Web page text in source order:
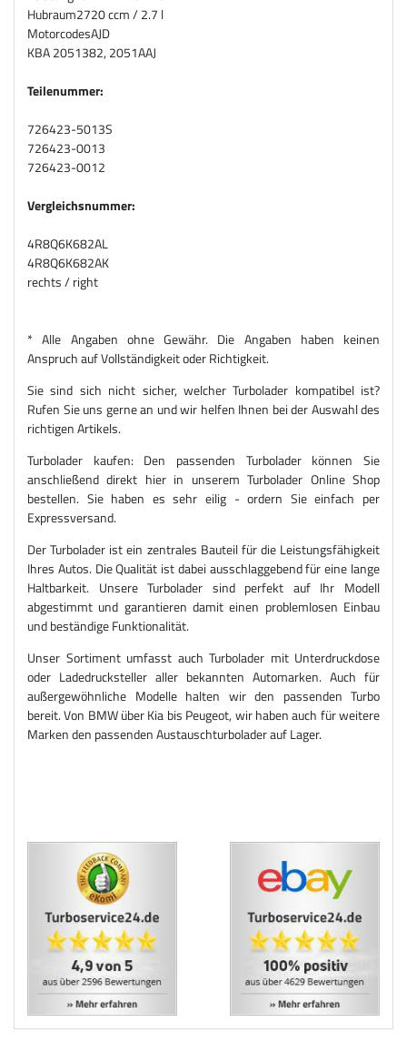
Hubraum2720 ccm / 2.7 l
MotorcodesAJD
KBA 2051382, 2051AAJ
Teilenummer:
726423-5013S
726423-0013
726423-0012
Vergleichsnummer:
4R8Q6K682AL
4R8Q6K682AK
rechts / right
* Alle Angaben ohne Gewähr. Die Angaben haben keinen
Anspruch auf Vollständigkeit oder Richtigkeit.
Sie sind sich nicht sicher, welcher Turbolader kompatibel ist?
Rufen Sie uns gerne an und wir helfen Ihnen bei der Auswahl des
richtigen Artikels.
Turbolader kaufen: Den passenden Turbolader können Sie
anschließend direkt hier in unserem Turbolader Online Shop
bestellen. Sie haben es sehr eilig - ordern Sie einfach per
Expressversand.
Der Turbolader ist ein zentrales Bauteil für die Leistungsfähigkeit
Ihres Autos. Die Qualität ist dabei ausschlaggebend für eine lange
Haltbarkeit. Unsere Turbolader sind perfekt auf Ihr Modell
abgestimmt und garantieren damit einen problemlosen Einbau
und beständige Funktionalität.
Unser Sortiment umfasst auch Turbolader mit Unterdruckdose
oder Ladedrucksteller aller bekannten Automarken. Auch für
außergewöhnliche Modelle halten wir den passenden Turbo
bereit. Von BMW über Kia bis Peugeot, wir haben auch für weitere
Marken den passenden Austauschturbolader auf Lager.